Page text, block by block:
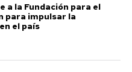
a la Fundación para el
para impulsar la
el país